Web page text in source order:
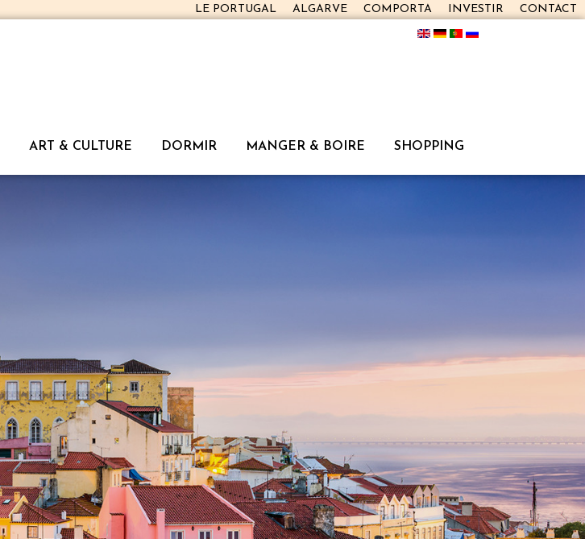
CONTACT
INVESTIR
COMPORTA
ALGARVE
LE PORTUGAL
ART & CULTURE DORMIR MANGER & BOIRE SHOPPING